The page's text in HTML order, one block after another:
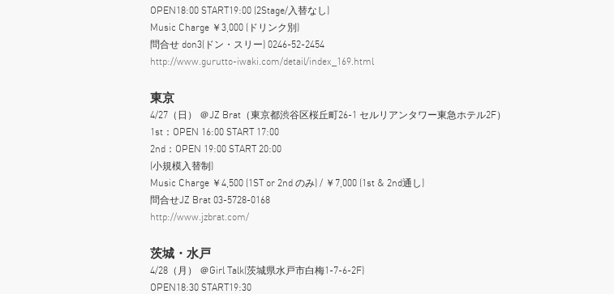
OPEN18:00 START19:00 (2Stage/入替なし)
Music Charge ￥3,000 (ドリンク別)
問合せ don3(ドン・スリー) 0246-52-2454
http://www.gurutto-iwaki.com/detail/index_169.html
東京
4/27（日） ＠JZ Brat（東京都渋谷区桜丘町26-1 セルリアンタワー東急ホテル2F）
1st：OPEN 16:00 START 17:00
2nd：OPEN 19:00 START 20:00
(小規模入替制)
Music Charge ￥4,500 (1ST or 2nd のみ) / ￥7,000 (1st & 2nd通し)
問合せJZ Brat 03-5728-0168
http://www.jzbrat.com/
茨城・水戸
4/28（月） ＠Girl Talk(茨城県水戸市白梅1-7-6-2F)
OPEN18:30 START19:30